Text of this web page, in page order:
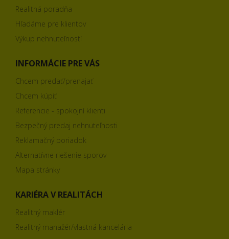
Realitná poradňa
Hľadáme pre klientov
Výkup nehnuteľností
INFORMÁCIE PRE VÁS
Chcem predať/prenajať
Chcem kúpiť
Referencie - spokojní klienti
Bezpečný predaj nehnuteľnosti
Reklamačný poriadok
Alternatívne riešenie sporov
Mapa stránky
KARIÉRA V REALITÁCH
Realitný maklér
Realitný manažér/vlastná kancelária